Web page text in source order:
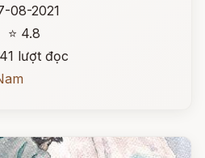
08-2021
⭐ 4.8
lượt đọc